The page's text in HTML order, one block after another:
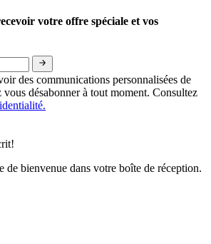
votre offre spéciale et vos
des communications personnalisées de
désabonner à tout moment. Consultez
de bienvenue dans votre boîte de réception.